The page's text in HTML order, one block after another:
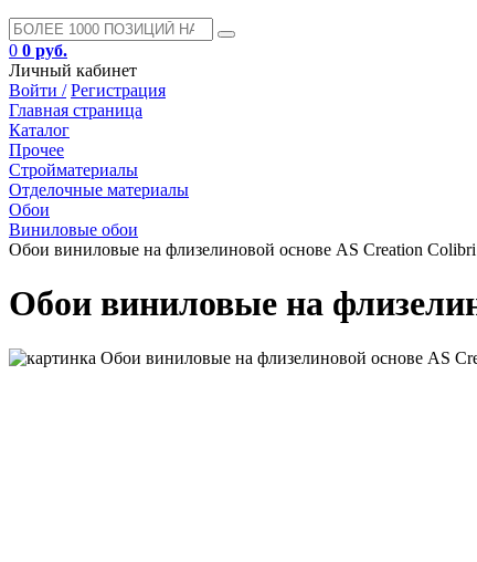
0 0 руб.
Личный кабинет
Войти / Регистрация
Главная страница
Каталог
Прочее
Стройматериалы
Отделочные материалы
Обои
Виниловые обои
Обои виниловые на флизелиновой основе AS Creation
Обои виниловые на